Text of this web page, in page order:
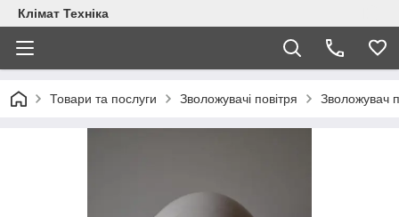
Клімат Техніка
Товари та послуги Зволожувачі повітря Зволожувач